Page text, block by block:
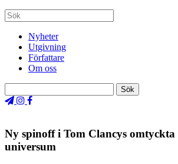
Nyheter
Utgivning
Författare
Om oss
Ny spinoff i Tom Clancys
universum